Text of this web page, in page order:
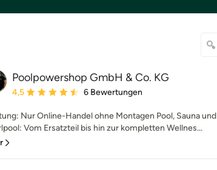
Poolpowershop GmbH & Co. KG
Durchschnittliche Bewertung: 4.5 von 5 Sternen
4,5 6 Bewertungen
Nur Online-Handel ohne Montagen Pool, Sauna und
Vom Ersatzteil bis hin zur kompletten Wellnes...